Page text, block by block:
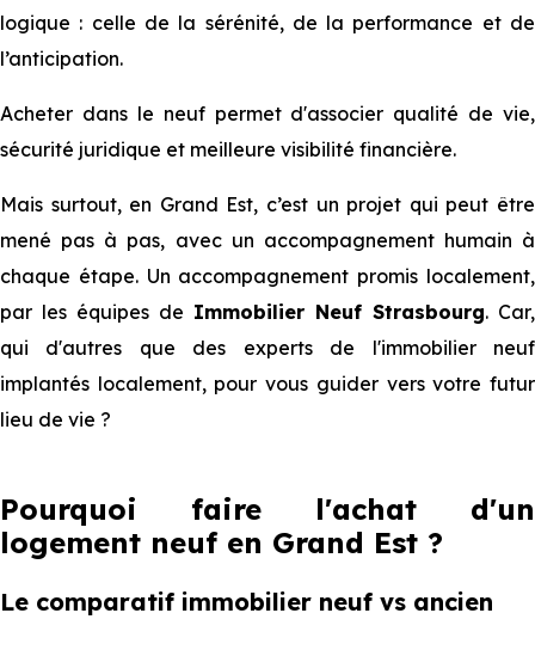
logique : celle de la sérénité, de la performance et de
l’anticipation.
Acheter dans le neuf permet d'associer qualité de vie,
sécurité juridique et meilleure visibilité financière.
Mais surtout, en Grand Est, c’est un projet qui peut être
mené pas à pas, avec un accompagnement humain à
chaque étape. Un accompagnement promis localement,
par les équipes de Immobilier Neuf Strasbourg. Car,
qui d'autres que des experts de l'immobilier neuf
implantés localement, pour vous guider vers votre futur
lieu de vie ?
Pourquoi faire l'achat d'un
logement neuf en Grand Est ?
Le comparatif immobilier neuf vs ancien